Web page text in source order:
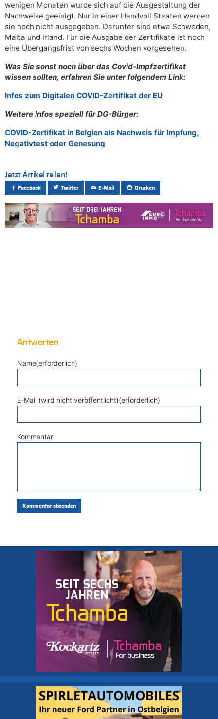
wenigen Monaten wurde sich auf die Ausgestaltung der
Nachweise geeinigt. Nur in einer Handvoll Staaten werden
sie noch nicht ausgegeben. Darunter sind etwa Schweden,
Malta und Irland. Für die Ausgabe der Zertifikate ist noch
eine Übergangsfrist von sechs Wochen vorgesehen.
Was Sie sonst noch über das Covid-Impfzertifikat
wissen sollten, erfahren Sie unter folgendem Link:
Infos zum Digitalen COVID-Zertifikat der EU
Weitere Infos speziell für DG-Bürger:
COVID-Zertifikat in Belgien als Nachweis für Impfung,
Negativtest oder Genesung
Jetzt Artikel teilen!
Facebook Twitter E-Mail Drucken
Antworten
Name(erforderlich)
E-Mail (wird nicht veröffentlicht)(erforderlich)
Kommentar